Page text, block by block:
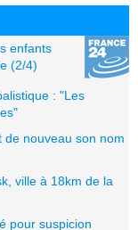
enfants
(2/4)
: "Les
de nouveau son nom
ville à 18km de la
pour suspicion